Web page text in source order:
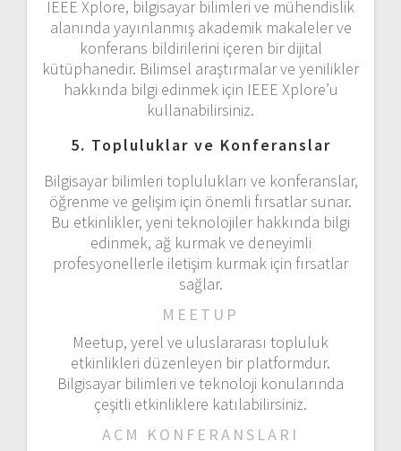
IEEE Xplore, bilgisayar bilimleri ve mühendislik
alanında yayınlanmış akademik makaleler ve
konferans bildirilerini içeren bir dijital
kütüphanedir. Bilimsel araştırmalar ve yenilikler
hakkında bilgi edinmek için IEEE Xplore’u
kullanabilirsiniz.
5. Topluluklar ve Konferanslar
Bilgisayar bilimleri toplulukları ve konferanslar,
öğrenme ve gelişim için önemli fırsatlar sunar.
Bu etkinlikler, yeni teknolojiler hakkında bilgi
edinmek, ağ kurmak ve deneyimli
profesyonellerle iletişim kurmak için fırsatlar
sağlar.
MEETUP
Meetup, yerel ve uluslararası topluluk
etkinlikleri düzenleyen bir platformdur.
Bilgisayar bilimleri ve teknoloji konularında
çeşitli etkinliklere katılabilirsiniz.
ACM KONFERANSLARI